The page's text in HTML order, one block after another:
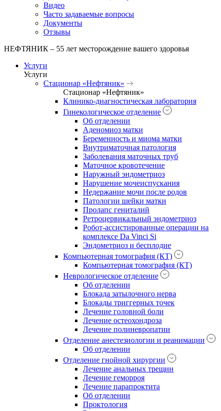
Видео
Часто задаваемые вопросы
Документы
Отзывы
НЕФТЯНИК – 55 лет месторождение вашего здоровья
Услуги
Услуги
Стационар «Нефтяник»
Стационар «Нефтяник»
Клинико-диагностическая лаборатория
Гинекологическое отделение
Об отделении
Аденомиоз матки
Беременность и миома матки
Внутриматочная патология
Заболевания маточных труб
Маточное кровотечение
Наружный эндометриоз
Нарушение мочеиспускания
Недержание мочи после родов
Патологии шейки матки
Пролапс гениталий
Ретроцервикальный эндометриоз
Робот-ассистированные операции на
комплексе Da Vinci Si
Эндометриоз и бесплодие
Компьютерная томография (КТ)
Компьютерная томография (КТ)
Неврологическое отделение
Об отделении
Блокада затылочного нерва
Блокады триггерных точек
Лечение головной боли
Лечение остеохондроза
Лечение полиневропатии
Отделение анестезиологии и реанимации
Об отделении
Отделение гнойной хирургии
Лечение анальных трещин
Лечение геморроя
Лечение парапроктита
Об отделении
Проктология